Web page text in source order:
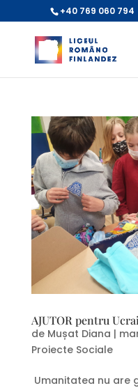
+40 769 060 794
AJUTOR pentru
de Mușat Diana |
Proiecte Sociale
Umanitatea nu are